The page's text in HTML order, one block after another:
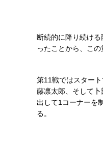
断続的に降り続け
ったことから、こ
第11戦ではスター
藤凛太郎、そして
出して1コーナーを
る。